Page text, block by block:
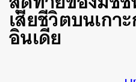
เสียชีวิตบนเกา
อินเดีย